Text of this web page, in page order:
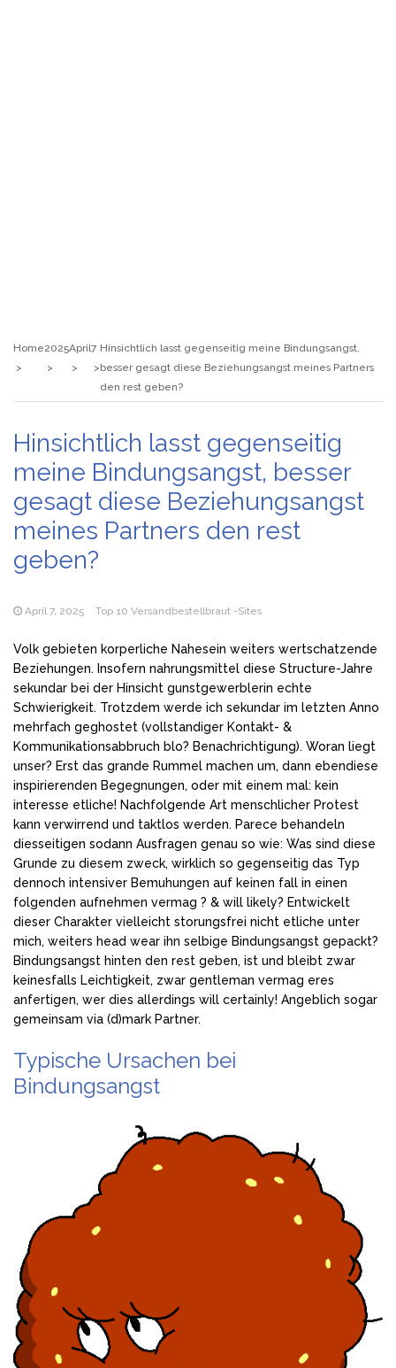
Home2025April7 Hinsichtlich lasst gegenseitig meine Bindungsangst,
besser gesagt diese Beziehungsangst meines Partners
den rest geben?
Hinsichtlich lasst gegenseitig
meine Bindungsangst, besser
gesagt diese Beziehungsangst
meines Partners den rest
geben?
April 7, 2025 Top 10 Versandbestellbraut -Sites
Volk gebieten korperliche Nahesein weiters wertschatzende
Beziehungen. Insofern nahrungsmittel diese Structure-Jahre
sekundar bei der Hinsicht gunstgewerblerin echte
Schwierigkeit. Trotzdem werde ich sekundar im letzten Anno
mehrfach geghostet (vollstandiger Kontakt- &
Kommunikationsabbruch blo? Benachrichtigung). Woran liegt
unser? Erst das grande Rummel machen um, dann ebendiese
inspirierenden Begegnungen, oder mit einem mal: kein
interesse etliche! Nachfolgende Art menschlicher Protest
kann verwirrend und taktlos werden. Parece behandeln
diesseitigen sodann Ausfragen genau so wie: Was sind diese
Grunde zu diesem zweck, wirklich so gegenseitig das Typ
dennoch intensiver Bemuhungen auf keinen fall in einen
folgenden aufnehmen vermag ? & will likely? Entwickelt
dieser Charakter vielleicht storungsfrei nicht etliche unter
mich, weiters head wear ihn selbige Bindungsangst gepackt?
Bindungsangst hinten den rest geben, ist und bleibt zwar
keinesfalls Leichtigkeit, zwar gentleman vermag eres
anfertigen, wer dies allerdings will certainly! Angeblich sogar
gemeinsam via (d)mark Partner.
Typische Ursachen bei
Bindungsangst